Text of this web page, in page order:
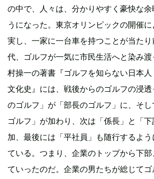
の中で、人々は、分かりやすく豪快な
うになった。東京オリンピックの開催
実し、一家に一台車を持つことが当た
代、ゴルフが一気に市民生活へと染み
村操一の著書『ゴルフを知らない日本
文化史』には、戦後からのゴルフの浸
のゴルフ」が「部長のゴルフ」に、そ
ゴルフ」が加わり、次は「係長」と「
加、最後には「平社員」も随行するよ
ている。つまり、企業のトップから下
ていったのだ。企業の男たちが総じて